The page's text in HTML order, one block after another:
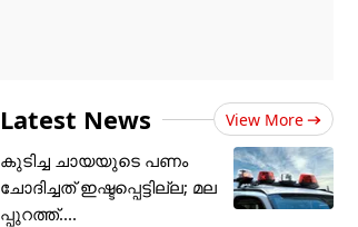
Latest News View More
കുടിച്ച ചായയുടെ പണം
ചോദിച്ചത് ഇഷ്ടപ്പെട്ടില്ല; മല
പ്പുറത്ത്....